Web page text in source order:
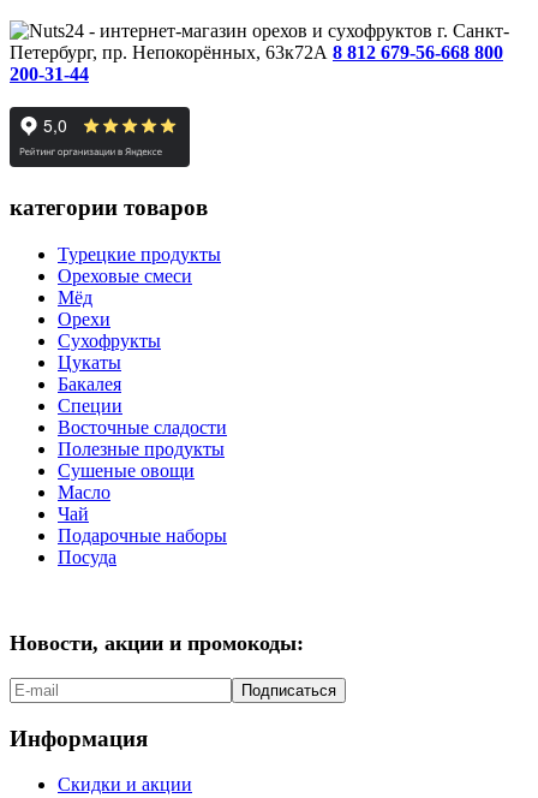
г. Санкт-
Петербург, пр. Непокорённых, 63к72А 8 812 679-56-668 800
200-31-44
категории товаров
Турецкие продукты
Ореховые смеси
Мёд
Орехи
Сухофрукты
Цукаты
Бакалея
Специи
Восточные сладости
Полезные продукты
Сушеные овощи
Масло
Чай
Подарочные наборы
Посуда
Новости, акции и промокоды:
Подписаться
Информация
Скидки и акции